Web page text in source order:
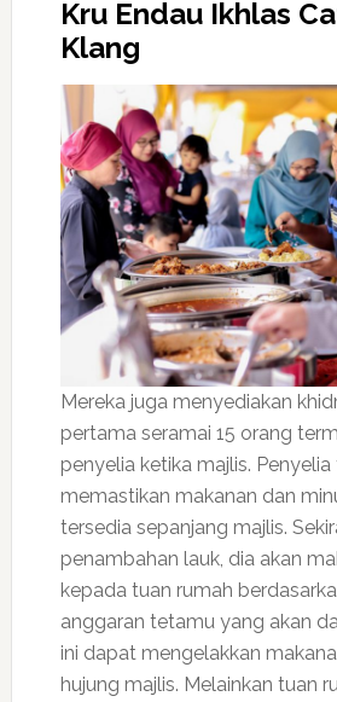
Kru Endau Ikhlas
Klang
Mereka juga menyediakan
pertama seramai 15 orang
penyelia ketika majlis.
memastikan makanan dan
tersedia sepanjang majlis.
penambahan lauk, dia akan
kepada tuan rumah
anggaran tetamu yang akan
ini dapat mengelakkan
hujung majlis. Melainkan tuan